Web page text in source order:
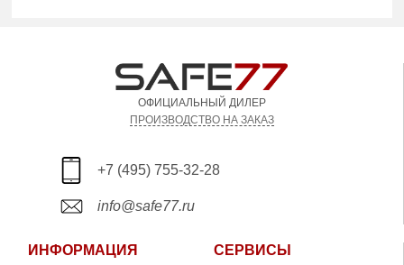
ОФИЦИАЛЬНЫЙ ДИЛЕР
ПРОИЗВОДСТВО НА ЗАКАЗ
+7 (495) 755-32-28
info@safe77.ru
ИНФОРМАЦИЯ СЕРВИСЫ